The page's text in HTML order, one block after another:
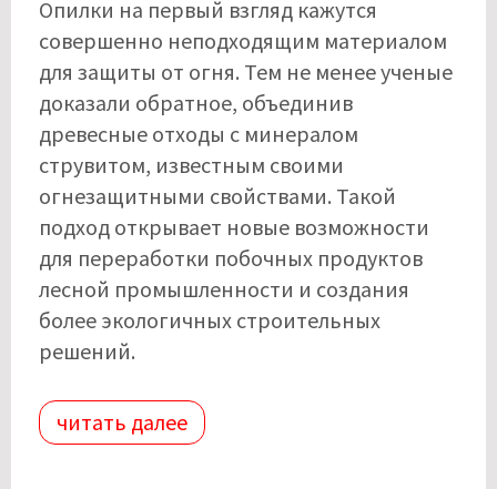
Опилки на первый взгляд кажутся
совершенно неподходящим материалом
для защиты от огня. Тем не менее ученые
доказали обратное, объединив
древесные отходы с минералом
струвитом, известным своими
огнезащитными свойствами. Такой
подход открывает новые возможности
для переработки побочных продуктов
лесной промышленности и создания
более экологичных строительных
решений.
читать далее